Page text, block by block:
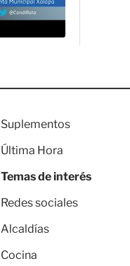
Suplementos
Última Hora
Temas de interés
Redes sociales
Alcaldías
Cocina